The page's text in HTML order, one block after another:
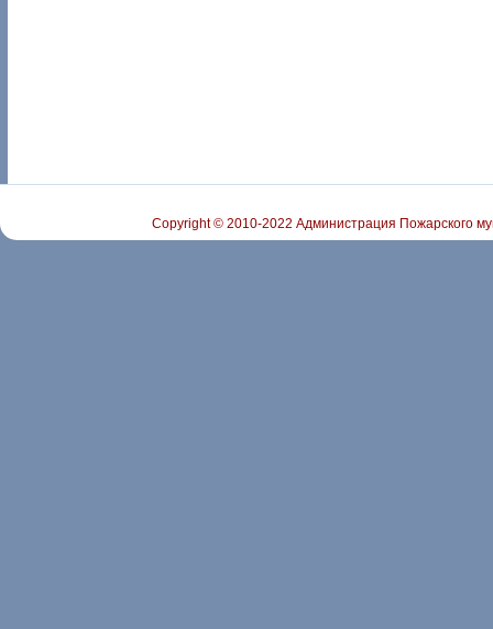
Copyright © 2010-2022 Администрация Пожарского